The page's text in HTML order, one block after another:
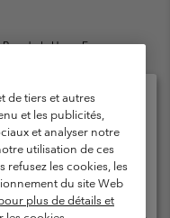
de la Haye, Espace
l'utilisateur
Impressum
de tiers et autres
et les publicités,
et analyser notre
utilisation de ces
refusez les cookies, les
du site Web
plus de détails et
d’expédition et